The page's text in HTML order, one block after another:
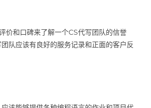
价和口碑来了解一个CS代写团队的信誉
队应该有良好的服务记录和正面的客户反